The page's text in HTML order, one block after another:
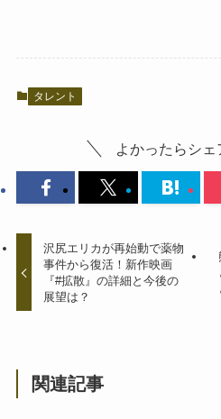
タレント
よかったらシェ
沢尻エリカが再始動で薬物
事件から復活！新作映画
『#拡散』の詳細と今後の
展望は？
関連記事